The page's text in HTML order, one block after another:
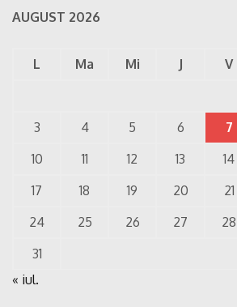
AUGUST 2026
L Ma Mi J V
3
4 5 6 7
10
11 12 13 14
17
18 19 20 21
24
25 26 27 28
31
« iul.